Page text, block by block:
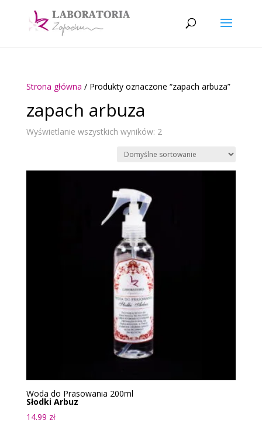
Strona główna / Produkty oznaczone “zapach arbuza”
zapach arbuza
Wyświetlanie wszystkich wyników: 2
Woda do Prasowania 200ml
Słodki Arbuz
14.99 zł